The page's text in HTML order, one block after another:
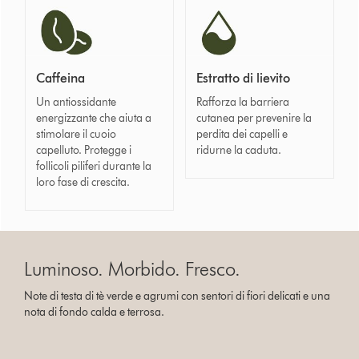
Caffeina
Un antiossidante
energizzante che aiuta a
stimolare il cuoio
capelluto. Protegge i
follicoli piliferi durante la
loro fase di crescita.
Estratto di lievito
Rafforza la barriera
cutanea per prevenire la
perdita dei capelli e
ridurne la caduta.
Luminoso. Morbido. Fresco.
Note di testa di tè verde e agrumi con sentori di fiori delicati e una
nota di fondo calda e terrosa.